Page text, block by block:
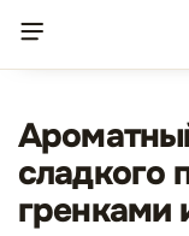
сладкого
гренками